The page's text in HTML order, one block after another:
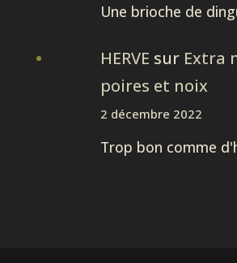
Une brioche de
HERVE sur Extra
poires et noix
2 décembre 2022
Trop bon comme